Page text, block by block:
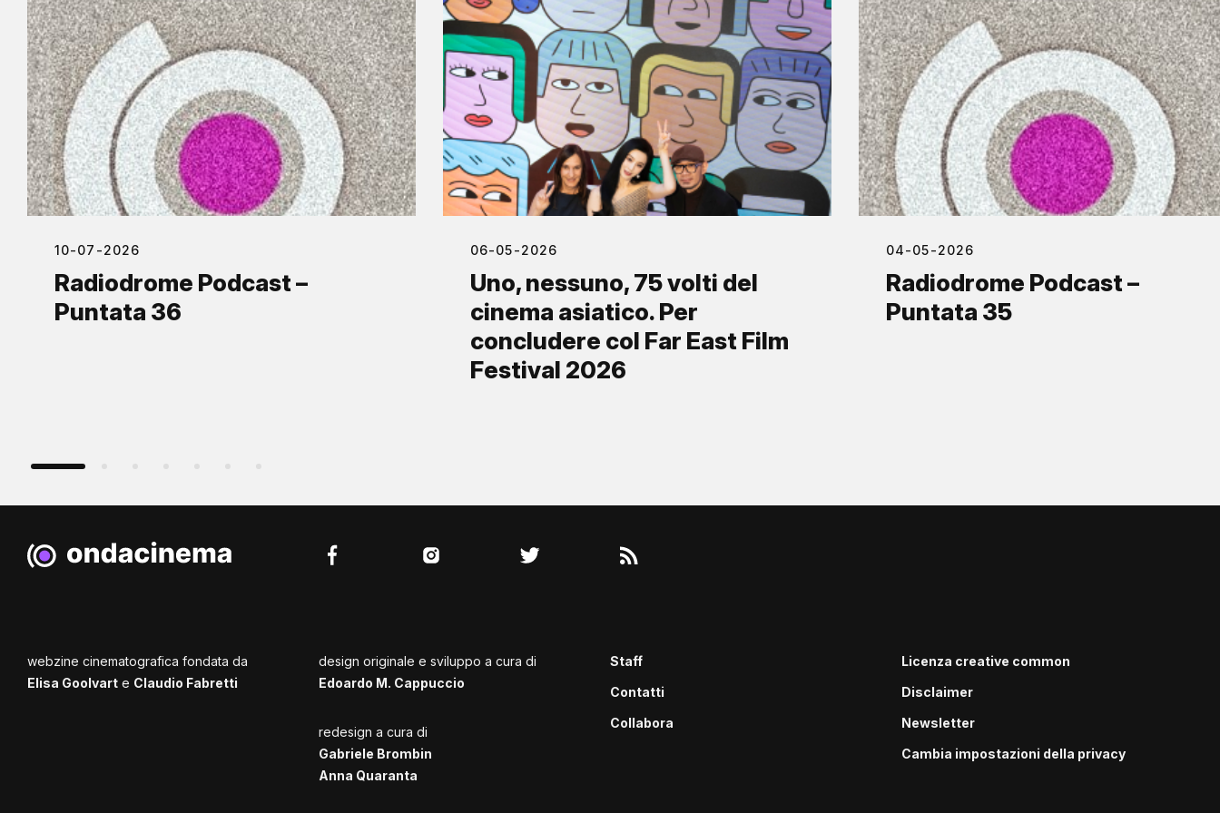
10-07-2026
Radiodrome Podcast –
Puntata 36
06-05-2026
Uno, nessuno, 75 volti del
cinema asiatico. Per
concludere col Far East Film
Festival 2026
04-05-2026
Radiodrome Podcast –
Puntata 35
webzine cinematografica fondata da
Elisa Goolvart e Claudio Fabretti
design originale e sviluppo a cura di
Edoardo M. Cappuccio
redesign a cura di
Gabriele Brombin
Anna Quaranta
Staff
Contatti
Collabora
Licenza creative common
Disclaimer
Newsletter
Cambia impostazioni della privacy